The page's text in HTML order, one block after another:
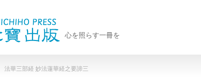
心を照らす一冊を
法華三部経 妙法蓮華経之要諦三